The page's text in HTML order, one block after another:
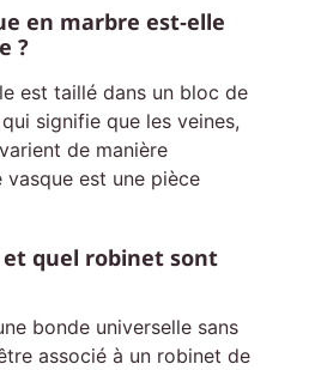
en marbre est‑elle
?
est taillé dans un bloc de
signifie que les veines,
de manière
vasque est une pièce
et quel robinet sont
bonde universelle sans
associé à un robinet de